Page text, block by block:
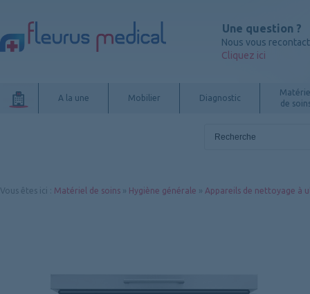
Une question ?
Nous vous
Cliquez ici
A la une Mobilier Diagnostic
de
Vous êtes ici Matériel de soins » Hygiène générale » Appareils de nettoyage à